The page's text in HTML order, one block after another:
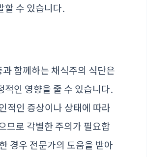
할 수 있습니다.
함께하는 채식주의 식단은
적인 영향을 줄 수 있습니다.
적인 증상이나 상태에 따라
므로 각별한 주의가 필요합
경우 전문가의 도움을 받아